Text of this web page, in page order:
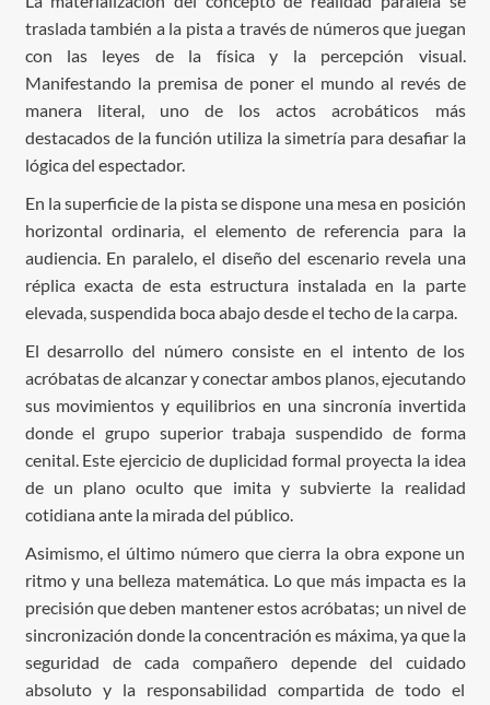
traslada también a la pista a través de números que juegan
con las leyes de la física y la percepción visual.
Manifestando la premisa de poner el mundo al revés de
manera literal, uno de los actos acrobáticos más
destacados de la función utiliza la simetría para desafiar la
lógica del espectador.
En la superficie de la pista se dispone una mesa en posición
horizontal ordinaria, el elemento de referencia para la
audiencia. En paralelo, el diseño del escenario revela una
réplica exacta de esta estructura instalada en la parte
elevada, suspendida boca abajo desde el techo de la carpa.
El desarrollo del número consiste en el intento de los
acróbatas de alcanzar y conectar ambos planos, ejecutando
sus movimientos y equilibrios en una sincronía invertida
donde el grupo superior trabaja suspendido de forma
cenital. Este ejercicio de duplicidad formal proyecta la idea
de un plano oculto que imita y subvierte la realidad
cotidiana ante la mirada del público.
Asimismo, el último número que cierra la obra expone un
ritmo y una belleza matemática. Lo que más impacta es la
precisión que deben mantener estos acróbatas; un nivel de
sincronización donde la concentración es máxima, ya que la
seguridad de cada compañero depende del cuidado
absoluto y la responsabilidad compartida de todo el